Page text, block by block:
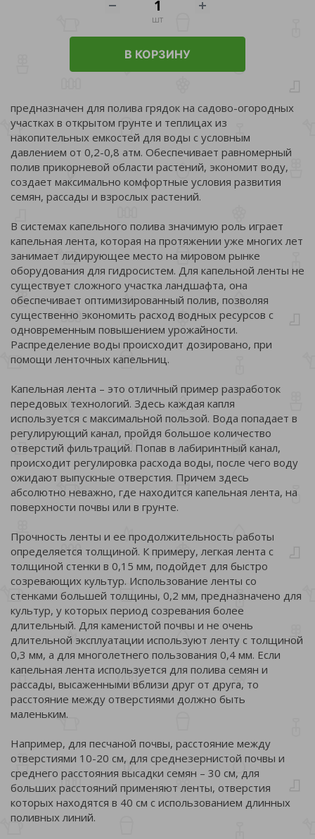
шт
В КОРЗИНУ
предназначен для полива грядок на садово-огородных
участках в открытом грунте и теплицах из
накопительных емкостей для воды с условным
давлением от 0,2-0,8 атм. Обеспечивает равномерный
полив прикорневой области растений, экономит воду,
создает максимально комфортные условия развития
семян, рассады и взрослых растений.
В системах капельного полива значимую роль играет
капельная лента, которая на протяжении уже многих лет
занимает лидирующее место на мировом рынке
оборудования для гидросистем. Для капельной ленты не
существует сложного участка ландшафта, она
обеспечивает оптимизированный полив, позволяя
существенно экономить расход водных ресурсов с
одновременным повышением урожайности.
Распределение воды происходит дозировано, при
помощи ленточных капельниц.
Капельная лента – это отличный пример разработок
передовых технологий. Здесь каждая капля
используется с максимальной пользой. Вода попадает в
регулирующий канал, пройдя большое количество
отверстий фильтраций. Попав в лабиринтный канал,
происходит регулировка расхода воды, после чего воду
ожидают выпускные отверстия. Причем здесь
абсолютно неважно, где находится капельная лента, на
поверхности почвы или в грунте.
Прочность ленты и ее продолжительность работы
определяется толщиной. К примеру, легкая лента с
толщиной стенки в 0,15 мм, подойдет для быстро
созревающих культур. Использование ленты со
стенками большей толщины, 0,2 мм, предназначено для
культур, у которых период созревания более
длительный. Для каменистой почвы и не очень
длительной эксплуатации используют ленту с толщиной
0,3 мм, а для многолетнего пользования 0,4 мм. Если
капельная лента используется для полива семян и
рассады, высаженными вблизи друг от друга, то
расстояние между отверстиями должно быть
маленьким.
Например, для песчаной почвы, расстояние между
отверстиями 10-20 см, для среднезернистой почвы и
среднего расстояния высадки семян – 30 см, для
больших расстояний применяют ленты, отверстия
которых находятся в 40 см с использованием длинных
поливных линий.